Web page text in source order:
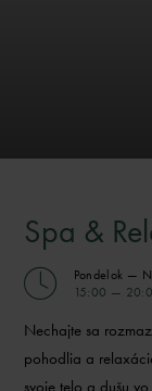
Spa &
Pondelok —
15:00 —
Nechajte sa
pohodlia a